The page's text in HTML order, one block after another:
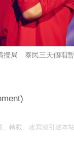
攪局 泰民三天個唱暫
轉載、改寫或引述本